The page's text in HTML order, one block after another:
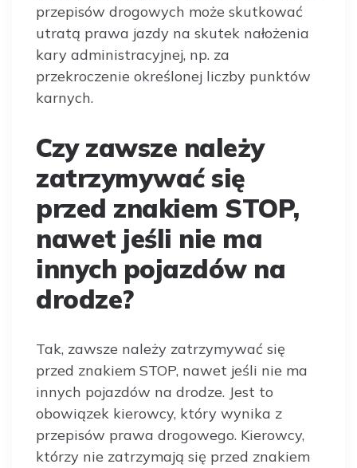
przepisów drogowych może skutkować
utratą prawa jazdy na skutek nałożenia
kary administracyjnej, np. za
przekroczenie określonej liczby punktów
karnych.
Czy zawsze należy
zatrzymywać się
przed znakiem STOP,
nawet jeśli nie ma
innych pojazdów na
drodze?
Tak, zawsze należy zatrzymywać się
przed znakiem STOP, nawet jeśli nie ma
innych pojazdów na drodze. Jest to
obowiązek kierowcy, który wynika z
przepisów prawa drogowego. Kierowcy,
którzy nie zatrzymają się przed znakiem